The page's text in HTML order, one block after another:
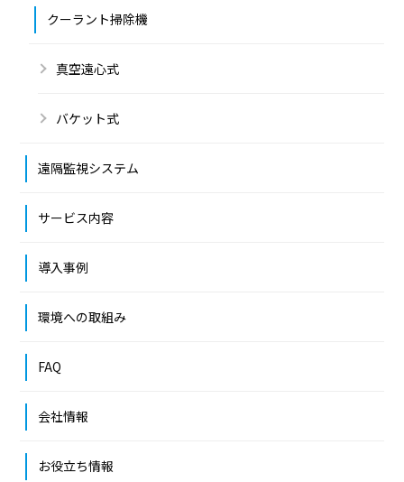
クーラント掃除機
真空遠心式
バケット式
遠隔監視システム
サービス内容
導入事例
環境への取組み
FAQ
会社情報
お役立ち情報